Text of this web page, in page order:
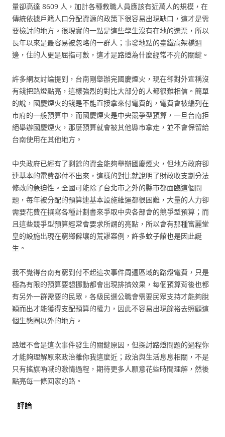
量卻高達 8609 人，加計各種教職人員應該有近萬人的規模，在
傳統依據戶籍人口分配資源的政策下很容易出現缺口，這才是需
要檢討的地方。很現實的一點是這些學生沒有在地的選票，所以
長年以來是最容易被忽略的一群人；事發地點的臺鐵高架橋週
邊，住的人更是屈指可數，這才是路燈為什麼經常不亮的關鍵。
許多網友討論提到，台南剛舉辦完國慶煙火，現在卻對外宣稱沒
有錢把路燈點亮，這樣強烈的對比大部分的人都很難相信。簡單
的說，國慶煙火的錢是不能直接拿來付電費的，電費會被編列在
市府的一般預算中，而國慶煙火是中央競爭型預算，一旦台南拒
絕舉辦國慶煙火，那麼預算就會被其他縣市拿走，並不會保留給
台南使用在其他地方。
中央政府已經有了剩餘的資金能夠舉辦國慶煙火，但地方政府卻
連基本的電費都付不出來，這樣的對比就說明了財政收支劃分法
修改的急迫性。全國可能除了台北市之外的縣市都面臨這個問
題，每年被分配的預算連基本設施維運都很困難，大量的人力卻
需要花費在撰寫各種計劃書來爭取中央各部會的競爭型預算；而
且這些競爭型預算經常會要求所謂的亮點，所以會有那種富麗堂
皇的設施出現在窮鄉僻壤的荒謬案例，許多蚊子館也是因此誕
生。
我不覺得台南有窮到付不起這次事件周遭區域的路燈電費，只是
極為有限的預算要想挪動都會出現排擠效果，每個預算背後也都
有另外一群需要的民眾，各級民選公職會需要民眾支持才能夠脫
穎而出才能獲得支配預算的權力，因此不容易出現餘裕去照顧這
個生態圈以外的地方。
路燈不會是這次事件發生的關鍵原因，但探討路燈問題的過程你
才能夠理解原來政治離你我這麼近；政治與生活息息相關，不是
只有搖旗吶喊的激情過程，期待更多人願意花些時間理解，然後
點亮每一條回家的路。
評論